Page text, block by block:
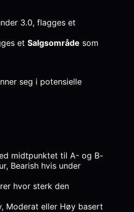
3.0, flagges et
et Salgsområde som
seg i potensielle
midtpunktet til A- og B-
Bearish hvis under
hvor sterk den
Moderat eller Høy basert